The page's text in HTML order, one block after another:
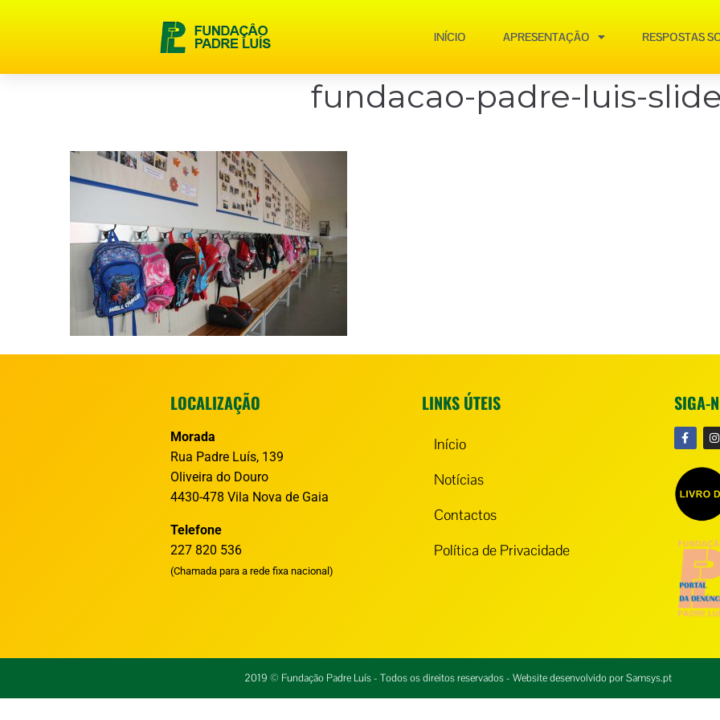
INÍCIO APRESENTAÇÃO RESPOSTAS
fundacao-padre-luis-
LOCALIZAÇÃO
Morada
Rua Padre Luís, 139
Oliveira do Douro
4430-478 Vila Nova de Gaia
Telefone
227 820 536
(Chamada para a rede fixa nacional)
LINKS ÚTEIS
Início
Notícias
Contactos
Política de Privacidade
SIGA-
2019 © Fundação Padre Luís - Todos os direitos reservados - Website desenvolvido porSamsys.pt